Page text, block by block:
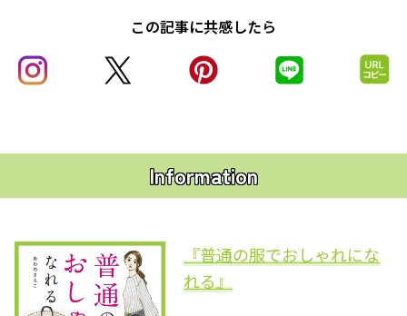
この記事に共感したら
Information
『普通の服でおしゃれにな
れる』